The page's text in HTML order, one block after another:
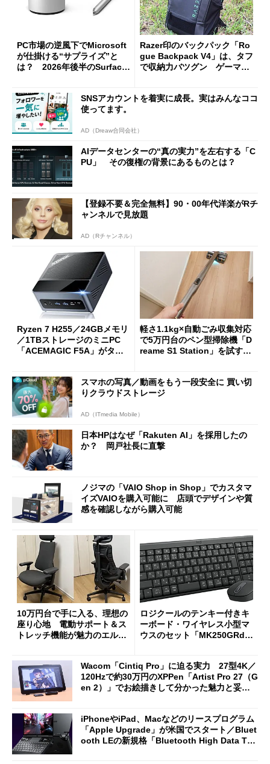
PC市場の逆風下でMicrosoft
が仕掛ける“サプライズ”と
は？ 2026年後半のSurface
Razer印のバックパック「Ro
gue Backpack V4」は、タフ
で収納力バツグン ゲーマー
SNSアカウントを着実に成長。実はみんなココ
使ってます。
AD（Dreaw合同会社）
AIデータセンターの“真の実力”を左右する「C
PU」 その復権の背景にあるものとは？
【登録不要＆完全無料】90・00年代洋楽がRチ
ャンネルで見放題
AD（Rチャンネル）
Ryzen 7 H255／24GBメモリ
／1TBストレージのミニPC
「ACEMAGIC F5A」がタイ
軽さ1.1kg×自動ごみ収集対応
で5万円台のペン型掃除機「D
reame S1 Station」を試す
スマホの写真／動画をもう一段安全に 買い切
りクラウドストレージ
AD（ITmedia Mobile）
日本HPはなぜ「Rakuten AI」を採用したの
か？ 岡戸社長に直撃
ノジマの「VAIO Shop in Shop」でカスタマ
イズVAIOを購入可能に 店頭でデザインや質
感を確認しながら購入可能
10万円台で手に入る、理想の
座り心地 電動サポート＆ス
トレッチ機能が魅力のエルゴ
ロジクールのテンキー付きキ
ーボード・ワイヤレス小型マ
ウスのセット「MK250GRd」
Wacom「Cintiq Pro」に迫る実力 27型4K／
120Hzで約30万円のXPPen「Artist Pro 27（G
en 2）」でお絵描きして分かった魅力と妥協
iPhoneやiPad、Macなどのリースプログラム
「Apple Upgrade」が米国でスタート／Bluet
ooth LEの新規格「Bluetooth High Data Thr